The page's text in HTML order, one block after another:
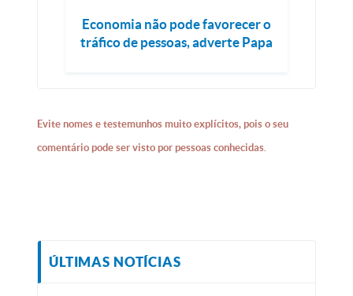
Economia não pode favorecer o
tráfico de pessoas, adverte Papa
Evite nomes e testemunhos muito explícitos, pois o seu
comentário pode ser visto por pessoas conhecidas.
ÚLTIMAS NOTÍCIAS